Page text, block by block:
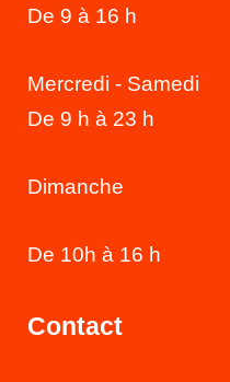
De 9 à 16 h
Mercredi - Samedi
De 9 h à 23 h
Dimanche
De 10h à 16 h
Contact